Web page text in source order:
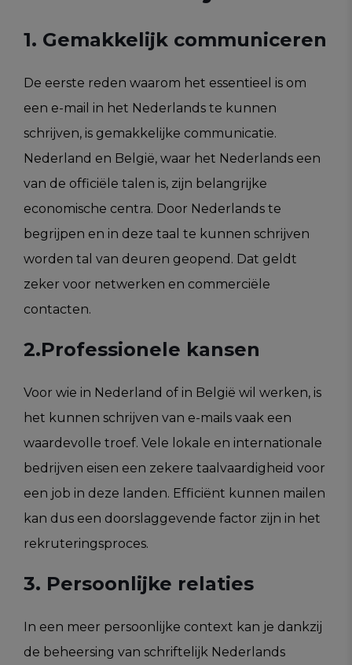
1. Gemakkelijk communiceren
De eerste reden waarom het essentieel is om
een e-mail in het Nederlands te kunnen
schrijven, is gemakkelijke communicatie.
Nederland en België, waar het Nederlands een
van de officiële talen is, zijn belangrijke
economische centra. Door Nederlands te
begrijpen en in deze taal te kunnen schrijven
worden tal van deuren geopend. Dat geldt
zeker voor netwerken en commerciële
contacten.
2.Professionele kansen
Voor wie in Nederland of in België wil werken, is
het kunnen schrijven van e-mails vaak een
waardevolle troef. Vele lokale en internationale
bedrijven eisen een zekere taalvaardigheid voor
een job in deze landen. Efficiënt kunnen mailen
kan dus een doorslaggevende factor zijn in het
rekruteringsproces.
3. Persoonlijke relaties
In een meer persoonlijke context kan je dankzij
de beheersing van schriftelijk Nederlands